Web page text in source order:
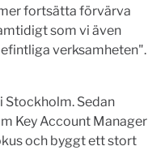
fortsätta förvärva
som vi även
verksamheten".
Stockholm. Sedan
Key Account Manager
och byggt ett stort